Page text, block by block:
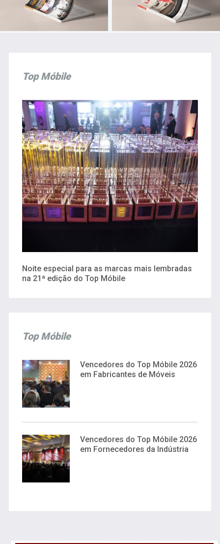
Top Móbile
Noite especial para as marcas mais lembradas
na 21ª edição do Top Móbile
Top Móbile
Vencedores do Top Móbile 2026
em Fabricantes de Móveis
Vencedores do Top Móbile 2026
em Fornecedores da Indústria